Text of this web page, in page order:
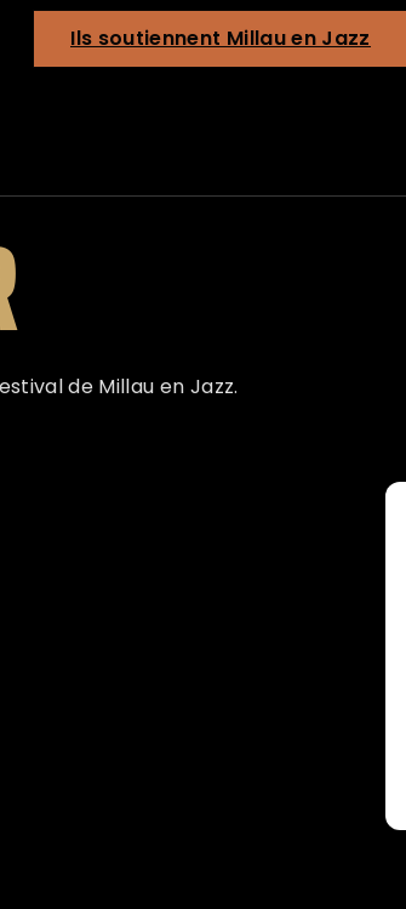
Ils soutiennent Millau en Jazz
de Millau en Jazz.